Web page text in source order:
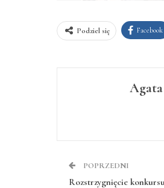
Podziel się Facebook
Agata
POPRZEDNI
Rozstrzygnięcie